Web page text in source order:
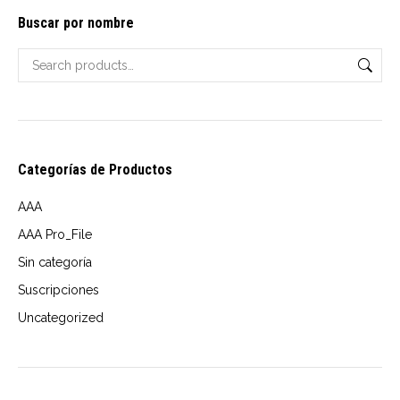
The
options
may
chosen
the
Buscar por nombre
Categorías de Productos
AAA
AAA Pro_File
Sin categoría
Suscripciones
Uncategorized